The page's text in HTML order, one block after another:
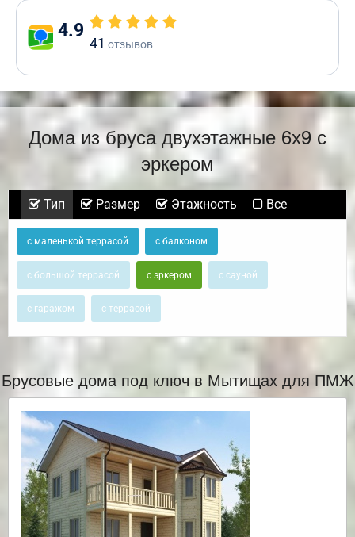
4.9
41 отзывов
Дома из бруса двухэтажные 6х9 с
эркером
Тип Размер Этажность Все
с маленькой террасой с балконом
с большой террасой с эркером с сауной
с гаражом с террасой
Брусовые дома под ключ в Мытищах для ПМЖ